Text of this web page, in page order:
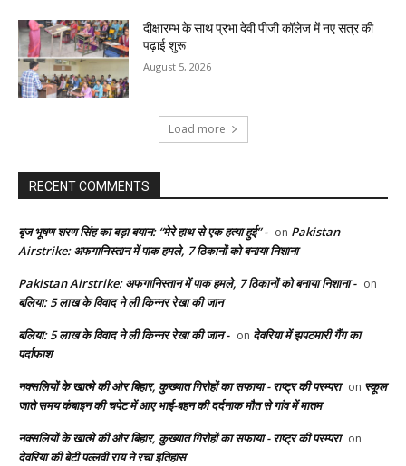
दीक्षारम्भ के साथ प्रभा देवी पीजी कॉलेज में नए सत्र की
पढ़ाई शुरू
August 5, 2026
Load more
RECENT COMMENTS
बृज भूषण शरण सिंह का बड़ा बयान: “मेरे हाथ से एक हत्या हुई” - on Pakistan
Airstrike: अफगानिस्तान में पाक हमले, 7 ठिकानों को बनाया निशाना
Pakistan Airstrike: अफगानिस्तान में पाक हमले, 7 ठिकानों को बनाया निशाना - on
बलिया: 5 लाख के विवाद ने ली किन्नर रेखा की जान
बलिया: 5 लाख के विवाद ने ली किन्नर रेखा की जान - on देवरिया में झपटमारी गैंग का
पर्दाफाश
नक्सलियों के खात्मे की ओर बिहार, कुख्यात गिरोहों का सफाया - राष्ट्र की परम्परा on स्कूल
जाते समय कंबाइन की चपेट में आए भाई-बहन की दर्दनाक मौत से गांव में मातम
नक्सलियों के खात्मे की ओर बिहार, कुख्यात गिरोहों का सफाया - राष्ट्र की परम्परा on
देवरिया की बेटी पल्लवी राय ने रचा इतिहास